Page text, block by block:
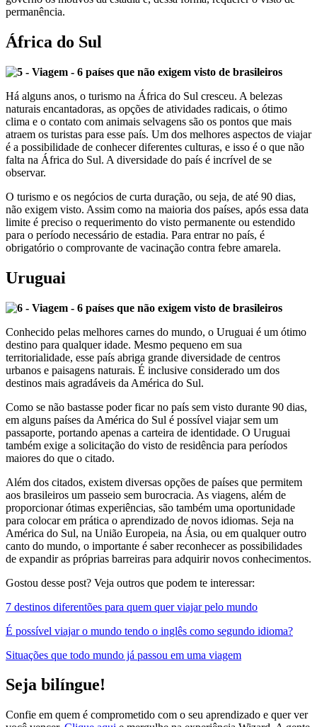
permanência.
África do Sul
Há alguns anos, o turismo na África do Sul cresceu. A belezas
naturais encantadoras, as opções de atividades radicais, o ótimo
clima e o contato com animais selvagens são os pontos que mais
atraem os turistas para esse país. Um dos melhores aspectos de viajar
é a possibilidade de conhecer diferentes culturas, e isso é o que não
falta na África do Sul. A diversidade do país é incrível de se
observar.
O turismo e os negócios de curta duração, ou seja, de até 90 dias,
não exigem visto. Assim como na maioria dos países, após essa data
limite é preciso o requerimento do visto permanente ou estendido
para o período necessário de estadia. Para entrar no país, é
obrigatório o comprovante de vacinação contra febre amarela.
Uruguai
Conhecido pelas melhores carnes do mundo, o Uruguai é um ótimo
destino para qualquer idade. Mesmo pequeno em sua
territorialidade, esse país abriga grande diversidade de centros
urbanos e paisagens naturais. É inclusive considerado um dos
destinos mais agradáveis da América do Sul.
Como se não bastasse poder ficar no país sem visto durante 90 dias,
em alguns países da América do Sul é possível viajar sem um
passaporte, portando apenas a carteira de identidade. O Uruguai
também exige a solicitação do visto de residência para períodos
maiores do que o citado.
Além dos citados, existem diversas opções de países que permitem
aos brasileiros um passeio sem burocracia. As viagens, além de
proporcionar ótimas experiências, são também uma oportunidade
para colocar em prática o aprendizado de novos idiomas. Seja na
América do Sul, na União Europeia, na Ásia, ou em qualquer outro
canto do mundo, o importante é saber reconhecer as possibilidades
de expandir as próprias barreiras para adquirir novos conhecimentos.
Gostou desse post? Veja outros que podem te interessar:
7 destinos diferentões para quem quer viajar pelo mundo
É possível viajar o mundo tendo o inglês como segundo idioma?
Situações que todo mundo já passou em uma viagem
Seja bilíngue!
Confie em quem é comprometido com o seu aprendizado e quer ver